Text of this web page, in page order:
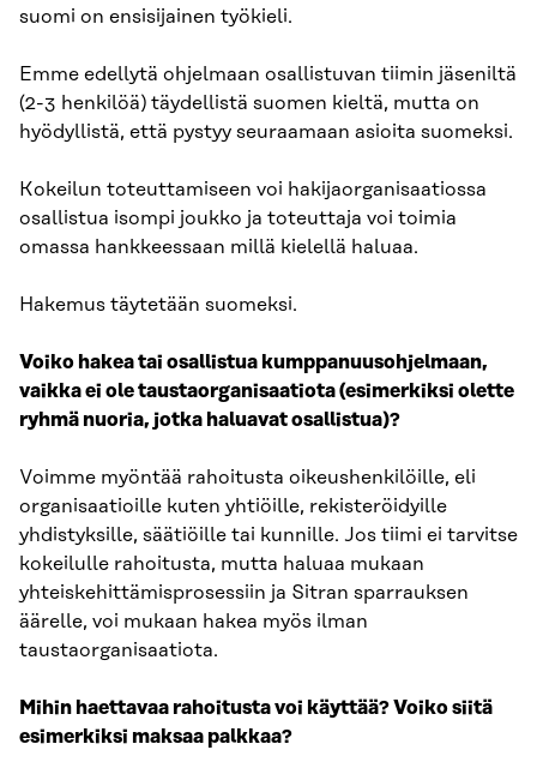
suomi on ensisijainen työkieli.
Emme edellytä ohjelmaan osallistuvan tiimin jäseniltä
(2-3 henkilöä) täydellistä suomen kieltä, mutta on
hyödyllistä, että pystyy seuraamaan asioita suomeksi.
Kokeilun toteuttamiseen voi hakijaorganisaatiossa
osallistua isompi joukko ja toteuttaja voi toimia
omassa hankkeessaan millä kielellä haluaa.
Hakemus täytetään suomeksi.
Voiko hakea tai osallistua kumppanuusohjelmaan,
vaikka ei ole taustaorganisaatiota (esimerkiksi olette
ryhmä nuoria, jotka haluavat osallistua)?
Voimme myöntää rahoitusta oikeushenkilöille, eli
organisaatioille kuten yhtiöille, rekisteröidyille
yhdistyksille, säätiöille tai kunnille. Jos tiimi ei tarvitse
kokeilulle rahoitusta, mutta haluaa mukaan
yhteiskehittämisprosessiin ja Sitran sparrauksen
äärelle, voi mukaan hakea myös ilman
taustaorganisaatiota.
Mihin haettavaa rahoitusta voi käyttää? Voiko siitä
esimerkiksi maksaa palkkaa?